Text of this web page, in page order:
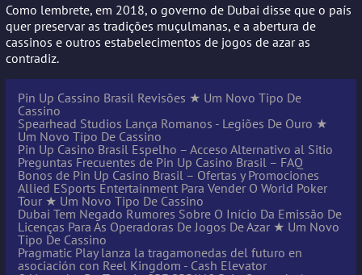
Como lembrete, em 2018, o governo de Dubai disse que o país
quer preservar as tradições muçulmanas, e a abertura de
cassinos e outros estabelecimentos de jogos de azar as
contradiz.
Pin Up Cassino Brasil Revisões ★ Um Novo Tipo De
Cassino
Spearhead Studios Lança Romanos - Legiões De Ouro ★
Um Novo Tipo De Cassino
Pin Up Casino Brasil Espelho – Acceso Alternativo al Sitio
Preguntas Frecuentes de Pin Up Casino Brasil – FAQ
Bonos de Pin Up Casino Brasil – Ofertas y Promociones
Allied ESports Entertainment Para Vender O World Poker
Tour ★ Um Novo Tipo De Cassino
Dubai Tem Negado Rumores Sobre O Início Da Emissão De
Licenças Para As Operadoras De Jogos De Azar ★ Um Novo
Tipo De Cassino
Pragmatic Play lanza la tragamonedas del futuro en
asociación con Reel Kingdom - Cash Elevator